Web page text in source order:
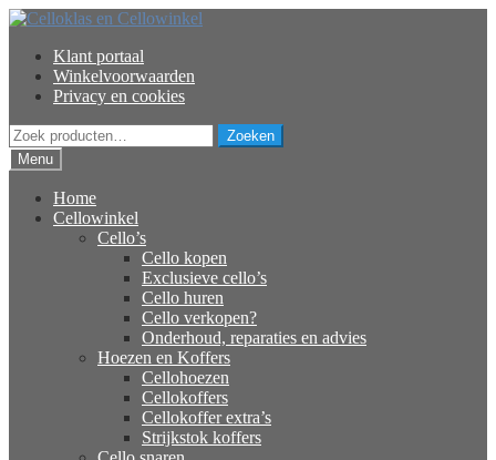
Ga
naar
navigatie
Ga
inhoud
Klant portaal
Winkelvoorwaarden
Privacy en cookies
Zoeken
naar:
Zoeken
Menu
Home
Cellowinkel
Cello’s
Cello kopen
Exclusieve cello’s
Cello huren
Cello verkopen?
Onderhoud, reparaties en advies
Hoezen en Koffers
Cellohoezen
Cellokoffers
Cellokoffer extra’s
Strijkstok koffers